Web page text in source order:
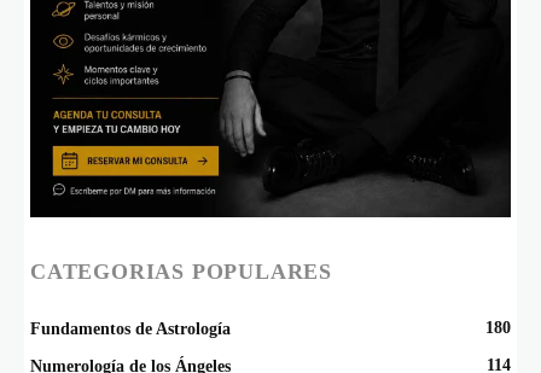
CATEGORIAS POPULARES
Fundamentos de Astrología 180
Numerología de los Ángeles 114